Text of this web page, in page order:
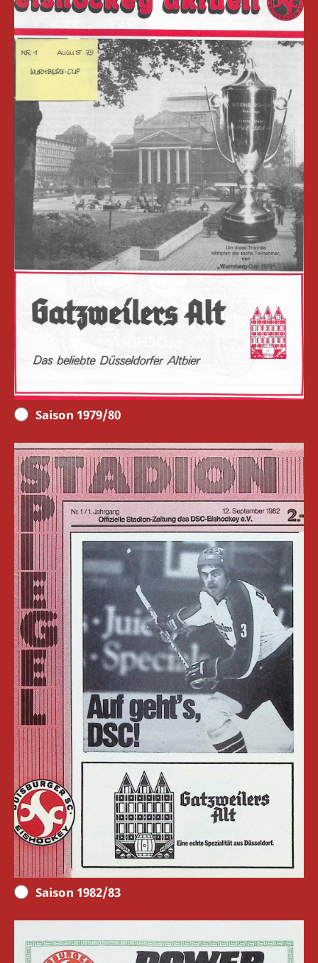
Saison 1979/80
Saison 1982/83